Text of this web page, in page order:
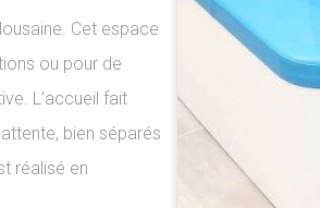
Cet espace
ou pour de
L’accueil fait
bien séparés
réalisé en